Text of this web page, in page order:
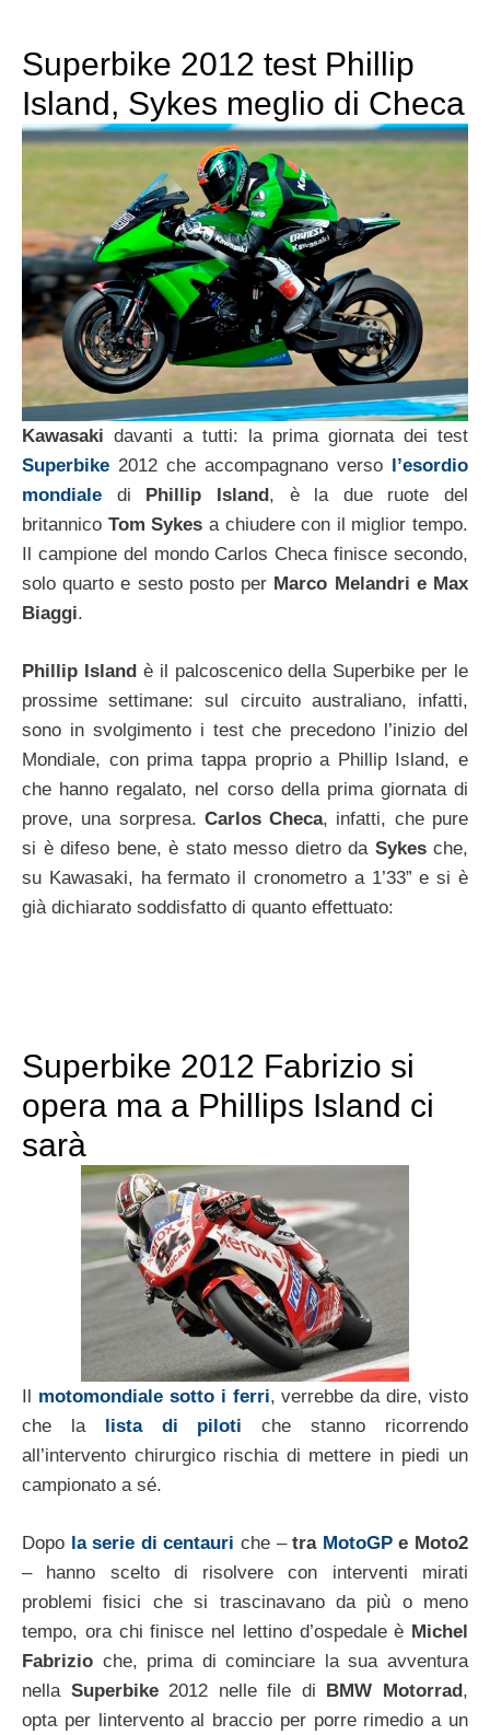
Superbike 2012 test Phillip
Island, Sykes meglio di Checa
Kawasaki davanti a tutti: la prima giornata dei test
Superbike 2012 che accompagnano verso
l’esordio
mondiale di Phillip Island , è la due ruote del
britannico Tom Sykes a chiudere con il miglior tempo.
Il campione del mondo Carlos Checa finisce secondo,
solo quarto e sesto posto per Marco Melandri e Max
Biaggi.
Phillip Islandè il palcoscenico della Superbike per le
prossime settimane: sul circuito australiano, infatti,
sono in svolgimento i test che precedono l’inizio del
Mondiale, con prima tappa proprio a Phillip Island, e
che hanno regalato, nel corso della prima giornata di
prove, una sorpresa. Carlos Checa, infatti, che pure
si è difeso bene, è stato messo dietro da Sykesche,
su Kawasaki, ha fermato il cronometro a 1’33” e si è
già dichiarato soddisfatto di quanto effettuato:
Superbike 2012 Fabrizio si
opera ma a Phillips Island ci
sarà
motomondiale sotto i ferri, verrebbe da dire, visto
che la
lista di piloti che stanno ricorrendo
all’intervento chirurgico rischia di mettere in piedi un
campionato a sé.
Dopo la serie di centauri che –tra MotoGPe Moto2
– hanno scelto di risolvere con interventi mirati
problemi fisici che si trascinavano da più o meno
tempo, ora chi finisce nel lettino d’ospedale è Michel
Fabrizio che, prima di cominciare la sua avventura
nella Superbike2012 nelle file di BMW Motorrad,
opta per lintervento al braccio per porre rimedio a un